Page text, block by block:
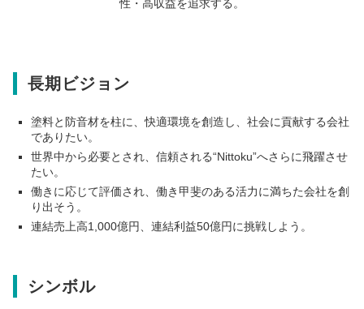
性・高収益を追求する。
長期ビジョン
塗料と防音材を柱に、快適環境を創造し、社会に貢献する会社
でありたい。
世界中から必要とされ、信頼される“Nittoku”へさらに飛躍させ
たい。
働きに応じて評価され、働き甲斐のある活力に満ちた会社を創
り出そう。
連結売上高1,000億円、連結利益50億円に挑戦しよう。
シンボル